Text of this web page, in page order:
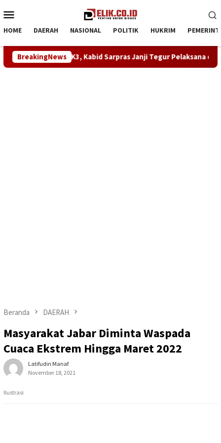
ke
Mobile
HOME DAERAH NASIONAL POLITIK HUKRIM
BreakingNews
Pakai APD K3, Kabid Sarpras Janji Tegur Pelaksana dan
Beranda DAERAH
Masyarakat Jabar Diminta Waspada
Cuaca Ekstrem Hingga Maret 2022
Latifudin Manaf
November 18, 2021
Ilustrasi